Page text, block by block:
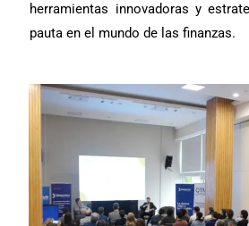
herramientas innovadoras y
pauta en el mundo de las finanzas.